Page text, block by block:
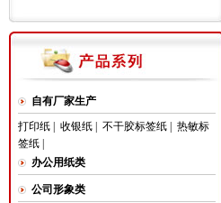
自有厂家生产
打印纸| 收银纸| 不干胶标签纸| 热敏标
签纸|
办公用纸类
公司形象类